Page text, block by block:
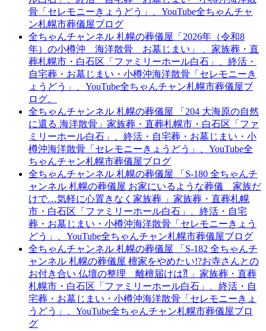
骨「セレモニーきょうどう」、YouTube全ちゃんチャ
ン札幌市葬儀屋ブログ
全ちゃんチャンネル 札幌の葬儀屋「2026年（令和8
年）の小樽沖 海洋散骨 お墓じまい」 、家族葬・直
葬札幌市・白石区「ファミリーホール白石」、終活・
自宅葬・お墓じまい・小樽沖海洋散骨「セレモニーき
ょうどう」、YouTube全ちゃんチャン札幌市葬儀屋ブ
ログ。
全ちゃんチャンネル 札幌の葬儀屋 「204 大海原の自然
に還る 海洋散骨」家族葬・直葬札幌市・白石区「ファ
ミリーホール白石」、終活・自宅葬・お墓じまい・小
樽沖海洋散骨「セレモニーきょうどう」、YouTube全
ちゃんチャン札幌市葬儀屋ブログ
全ちゃんチャンネル 札幌の葬儀屋 「S-180 全ちゃんチ
ャンネル 札幌の葬儀屋 お家にいるような葬儀 家族だ
けで…気軽に心置きなく家族葬 」家族葬・直葬札幌
市・白石区「ファミリーホール白石」、終活・自宅
葬・お墓じまい・小樽沖海洋散骨「セレモニーきょう
どう」、YouTube全ちゃんチャン札幌市葬儀屋ブログ
全ちゃんチャンネル 札幌の葬儀屋 「S-182 全ちゃんチ
ャンネル 札幌の葬儀屋 檀家をやめたい!?お寺さんとの
お付き合い 仏壇の整理 離檀届けは⁈ 」家族葬・直葬
札幌市・白石区「ファミリーホール白石」、終活・自
宅葬・お墓じまい・小樽沖海洋散骨「セレモニーきょ
うどう」、YouTube全ちゃんチャン札幌市葬儀屋ブロ
グ